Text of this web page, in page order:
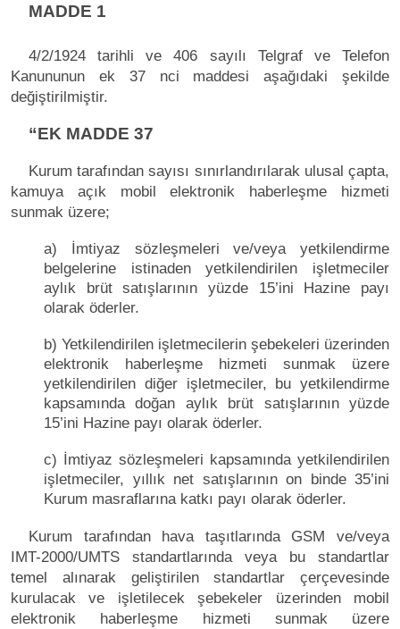
MADDE 1
4/2/1924 tarihli ve 406 sayılı Telgraf ve Telefon
Kanununun ek 37 nci maddesi aşağıdaki şekilde
değiştirilmiştir.
“EK MADDE 37
Kurum tarafından sayısı sınırlandırılarak ulusal çapta,
kamuya açık mobil elektronik haberleşme hizmeti
sunmak üzere;
a) İmtiyaz sözleşmeleri ve/veya yetkilendirme
belgelerine istinaden yetkilendirilen işletmeciler
aylık brüt satışlarının yüzde 15’ini Hazine payı
olarak öderler.
b) Yetkilendirilen işletmecilerin şebekeleri üzerinden
elektronik haberleşme hizmeti sunmak üzere
yetkilendirilen diğer işletmeciler, bu yetkilendirme
kapsamında doğan aylık brüt satışlarının yüzde
15’ini Hazine payı olarak öderler.
c) İmtiyaz sözleşmeleri kapsamında yetkilendirilen
işletmeciler, yıllık net satışlarının on binde 35’ini
Kurum masraflarına katkı payı olarak öderler.
Kurum tarafından hava taşıtlarında GSM ve/veya
IMT-2000/UMTS standartlarında veya bu standartlar
temel alınarak geliştirilen standartlar çerçevesinde
kurulacak ve işletilecek şebekeler üzerinden mobil
elektronik haberleşme hizmeti sunmak üzere